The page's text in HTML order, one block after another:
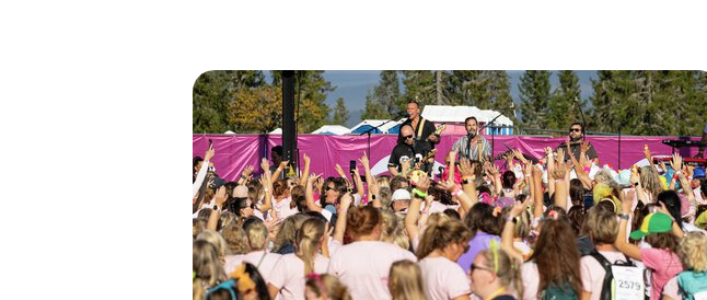
Rypehelg med jentene